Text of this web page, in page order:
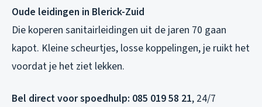
Oude leidingen in Blerick-Zuid
Die koperen sanitairleidingen uit de jaren 70 gaan
kapot. Kleine scheurtjes, losse koppelingen, je ruikt het
voordat je het ziet lekken.
Bel direct voor spoedhulp: 085 019 58 21, 24/7